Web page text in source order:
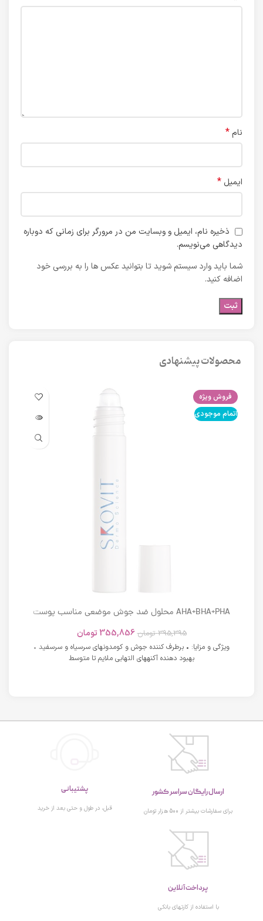
نام *
ایمیل *
ذخیره نام، ایمیل و وبسایت من در مرورگر برای زمانی که دوباره
دیدگاهی می‌نویسم.
شما باید وارد سیستم شوید تا بتوانید عکس ها را به بررسی خود
اضافه کنید.
محصولات پیشنهادی
فروش ویژه
اتمام موجودی
AHA+BHA+PHA محلول ضد جوش موضعی مناسب پوست
395,395 تومان 355,856 تومان
ویژگی و مزایا: • برطرف کننده جوش و کومدونهای سرسیاه و سرسفید •
بهبود دهنده آکنههای التهابی ملایم تا متوسط
ارسال رایگان سراسر کشور
برای سفارشات بیشتر از 500 هزار تومان
پشتیبانی
قبل، در طول و حتی بعد از خرید
پرداخت آنلاین
با استفاده از کارتهای بانکی